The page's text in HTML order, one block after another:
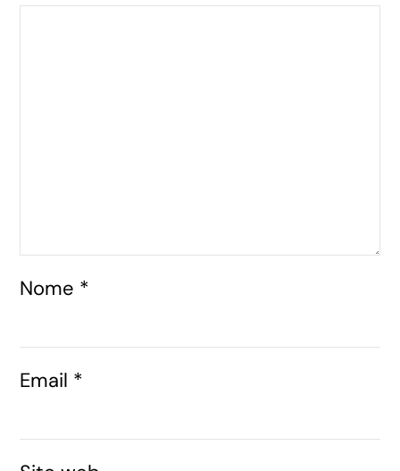
Nome *
Email *